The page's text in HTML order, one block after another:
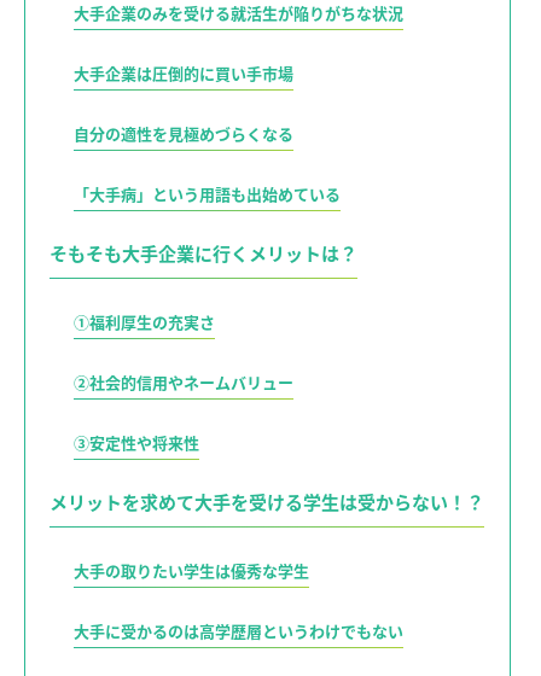
大手企業のみを受ける就活生が陥りがちな状況
大手企業は圧倒的に買い手市場
自分の適性を見極めづらくなる
「大手病」という用語も出始めている
そもそも大手企業に行くメリットは？
①福利厚生の充実さ
②社会的信用やネームバリュー
③安定性や将来性
メリットを求めて大手を受ける学生は受からない！？
大手の取りたい学生は優秀な学生
大手に受かるのは高学歴層というわけでもない